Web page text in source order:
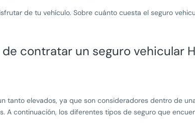
de tu vehículo. Sobre cuánto cuesta el seguro
contratar un seguro vehicular
tanto elevados, ya que son consideradores dentro de
A continuación, los diferentes tipos de seguro que